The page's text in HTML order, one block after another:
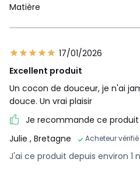
Matière
17/01/2026
Excellent produit
Un cocon de douceur, je n'ai
douce. Un vrai plaisir
Je recommande ce produit
Julie , Bretagne Acheteur vérifié
J'ai ce produit depuis environ 1